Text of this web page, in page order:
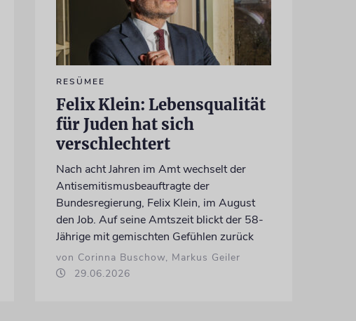
RESÜMEE
Felix Klein: Lebensqualität
für Juden hat sich
verschlechtert
Nach acht Jahren im Amt wechselt der
Antisemitismusbeauftragte der
Bundesregierung, Felix Klein, im August
den Job. Auf seine Amtszeit blickt der 58-
Jährige mit gemischten Gefühlen zurück
von Corinna Buschow, Markus Geiler
29.06.2026